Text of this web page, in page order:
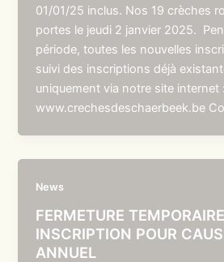
01/01/25 inclus. Nos 19 crèches
portes le jeudi 2 janvier 2025.
période, toutes les nouvelles
suivi des inscriptions déjà
uniquement via notre site internet :
www.crechesdeschaerbeek.be
News
FERMETURE
INSCRIPTION POUR
ANNUEL